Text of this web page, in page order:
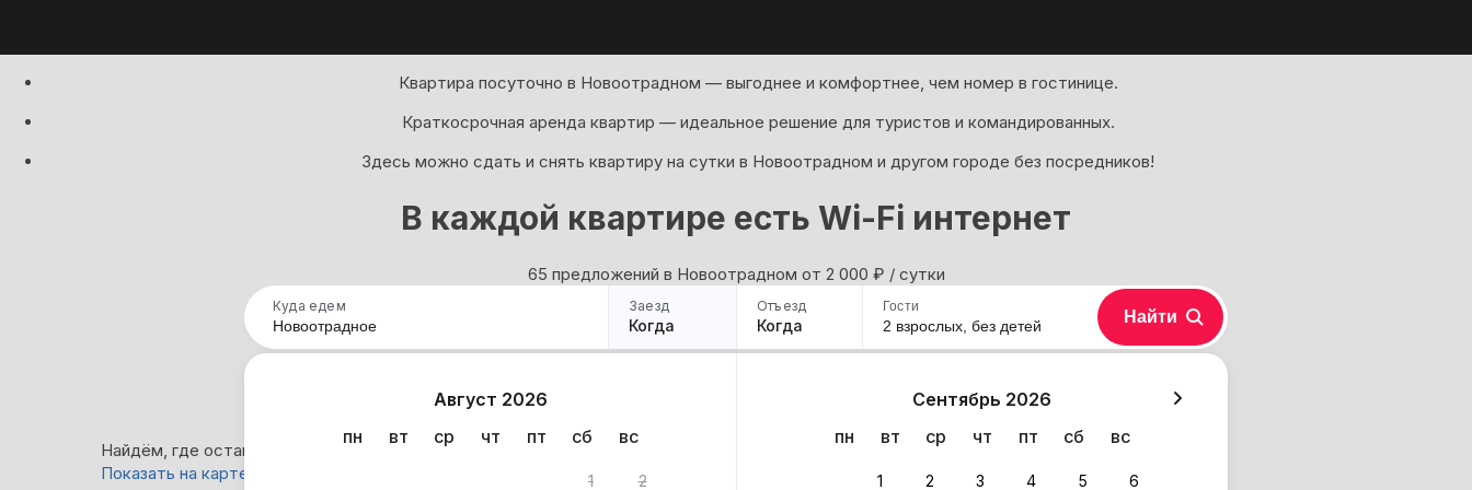
Квартира посуточно в Новоотрадном — выгоднее и комфортнее, чем номер в гостинице.
Краткосрочная аренда квартир — идеальное решение для туристов и командированных.
Здесь можно сдать и снять квартиру на сутки в Новоотрадном и другом городе без посредников!
В каждой квартире есть Wi-Fi интернет
65 предложений в Новоотрадном oт 2 000 ₽ / сутки
Куда едем Заезд
Когда
Отъезд
Когда
Август 2026
пн
вт ср чт пт сб вс
1 2
Сентябрь 2026
пн
вт ср чт пт сб вс
1 2 3 4 5 6
Гости
2 взрослых, без детей Найти
Найдём, где остановиться в Новоотрадном: 65 вариантов
Показать на карте